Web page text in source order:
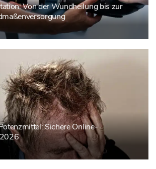
Von der Wundheilung bis zur
Sichere Online-